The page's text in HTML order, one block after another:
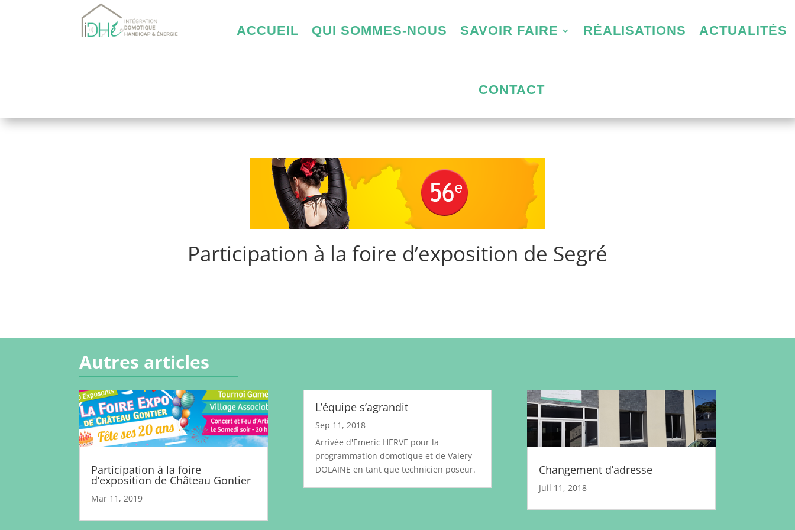
ACCUEIL QUI SOMMES-NOUS SAVOIR FAIRE RÉALISATIONS ACTUALITÉS
CONTACT
Participation à la foire d’exposition de Segré
Autres articles
Participation à la foire
d’exposition de Château Gontier
Mar 11, 2019
L’équipe s’agrandit
Sep 11, 2018
Arrivée d'Emeric HERVE pour la
programmation domotique et de Valery
DOLAINE en tant que technicien poseur.
Changement d’adresse
Juil 11, 2018